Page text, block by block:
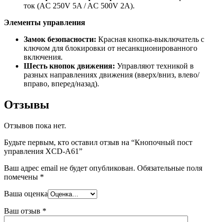
ток (AC 250V 5A / AC 500V 2A).
Элементы управления
Замок безопасности: Красная кнопка-выключатель с
ключом для блокировки от несанкционированного
включения.
Шесть кнопок движения: Управляют техникой в
разных направлениях движения (вверх/вниз, влево/
вправо, вперед/назад).
Отзывы
Отзывов пока нет.
Будьте первым, кто оставил отзыв на “Кнопочный пост
управления XCD-A61”
Ваш адрес email не будет опубликован. Обязательные поля
помечены *
Ваша оценка
Ваш отзыв *